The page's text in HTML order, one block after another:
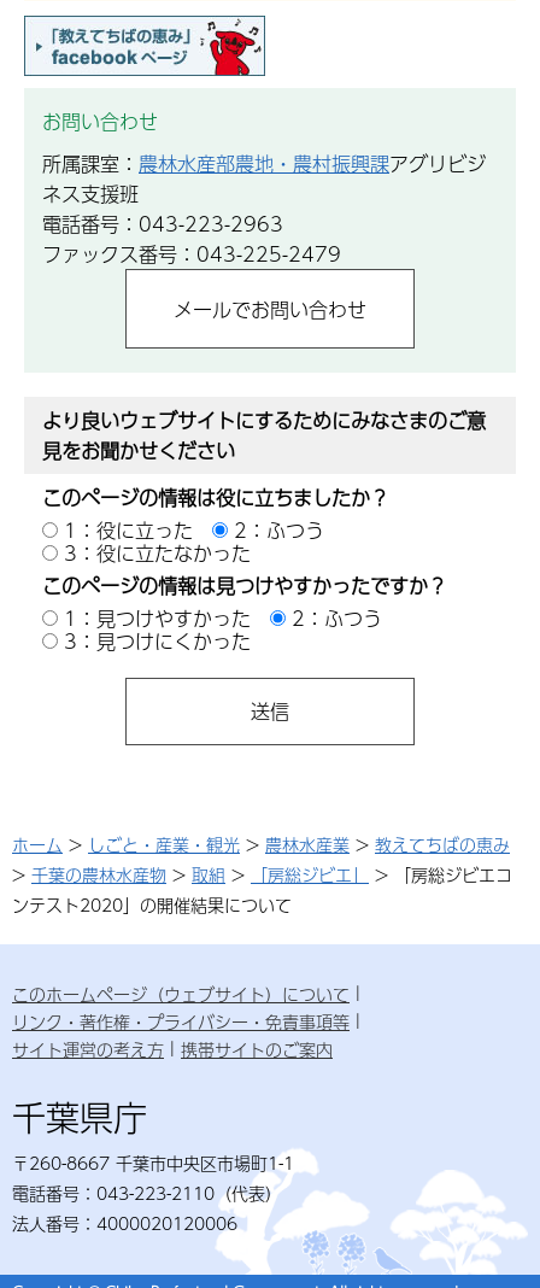
お問い合わせ
所属課室： 農林水産部農地・農村振興課アグリビジ
ネス支援班
電話番号：043-223-2963
ファックス番号：043-225-2479
より良いウェブサイトにするためにみなさまのご意
見をお聞かせください
このページの情報は役に立ちましたか？
1：役に立った
2：ふつう
3：役に立たなかった
このページの情報は見つけやすかったですか？
1：見つけやすかった
2：ふつう
3：見つけにくかった
ホーム > しごと・産業・観光 > 農林水産業 > 教えてちばの恵み
> 千葉の農林水産物 > 取組 > 「房総ジビエ」
> 「房総ジビエコ
ンテスト2020」の開催結果について
このホームページ（ウェブサイト）について
リンク・著作権・プライバシー・免責事項等
サイト運営の考え方
携帯サイトのご案内
千葉県庁
〒260-8667 千葉市中央区市場町1-1
電話番号：043-223-2110（代表）
法人番号：4000020120006